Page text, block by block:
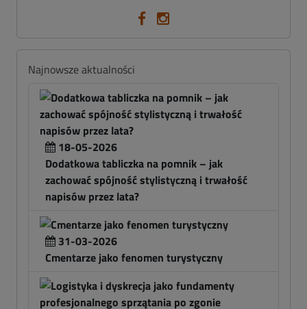
Najnowsze aktualności
18-05-2026
Dodatkowa tabliczka na pomnik – jak
zachować spójność stylistyczną i trwałość
napisów przez lata?
31-03-2026
Cmentarze jako fenomen turystyczny